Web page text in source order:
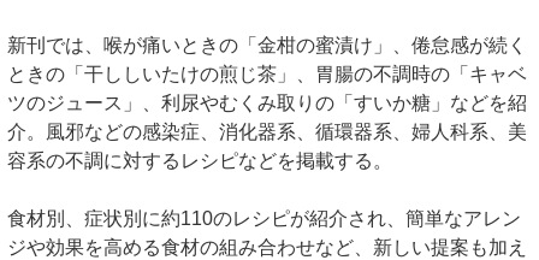
新刊では、喉が痛いときの「金柑の蜜漬け」、倦怠感が続く
ときの「干ししいたけの煎じ茶」、胃腸の不調時の「キャベ
ツのジュース」、利尿やむくみ取りの「すいか糖」などを紹
介。風邪などの感染症、消化器系、循環器系、婦人科系、美
容系の不調に対するレシピなどを掲載する。
食材別、症状別に約110のレシピが紹介され、簡単なアレン
ジや効果を高める食材の組み合わせなど、新しい提案も加え